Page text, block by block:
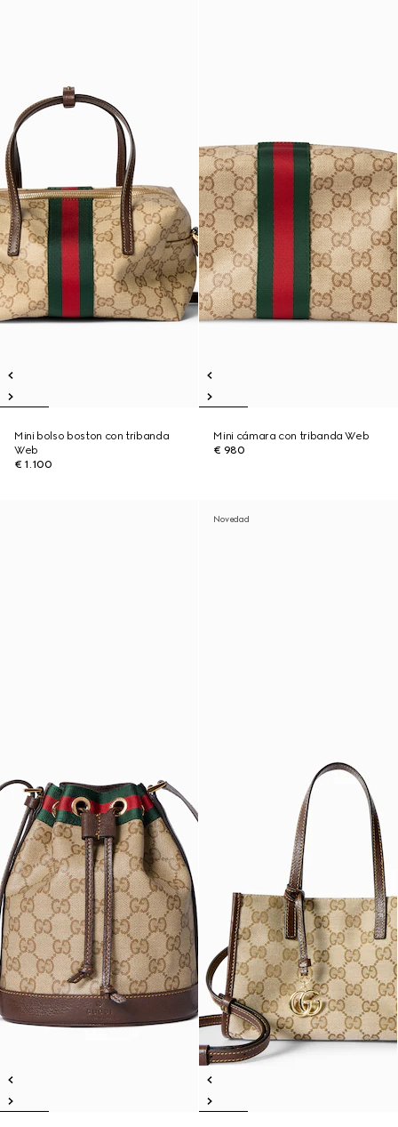
Mini bolso boston con tribanda
Web
€ 1.100
Mini cámara con tribanda Web
€ 980
Novedad